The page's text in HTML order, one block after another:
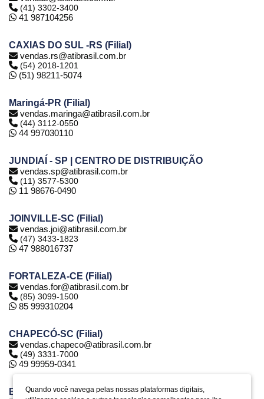
Quando você navega pelas nossas plataformas digitais,
(41) 3302-3400
41 987104256
CAXIAS DO SUL -RS (Filial)
vendas.rs@atibrasil.com.br
(54) 2018-1201
(51) 98211-5074
Maringá-PR (Filial)
vendas.maringa@atibrasil.com.br
(44) 3112-0550
44 997030110
JUNDIAÍ - SP | CENTRO DE DISTRIBUIÇÃO
vendas.sp@atibrasil.com.br
(11) 3577-5300
11 98676-0490
JOINVILLE-SC (Filial)
vendas.joi@atibrasil.com.br
(47) 3433-1823
47 988016737
FORTALEZA-CE (Filial)
vendas.for@atibrasil.com.br
(85) 3099-1500
85 999310204
CHAPECÓ-SC (Filial)
vendas.chapeco@atibrasil.com.br
(49) 3331-7000
49 99959-0341
BELO HORIZONTE-MG (Filial)